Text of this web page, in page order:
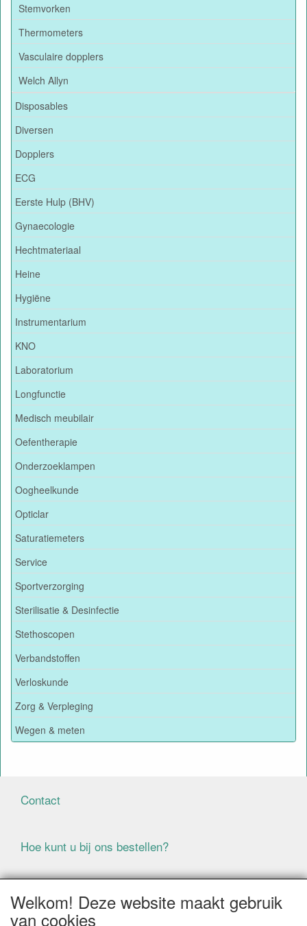
Stemvorken
Thermometers
Vasculaire dopplers
Welch Allyn
Disposables
Diversen
Dopplers
ECG
Eerste Hulp (BHV)
Gynaecologie
Hechtmateriaal
Heine
Hygiëne
Instrumentarium
KNO
Laboratorium
Longfunctie
Medisch meubilair
Oefentherapie
Onderzoeklampen
Oogheelkunde
Opticlar
Saturatiemeters
Service
Sportverzorging
Sterilisatie & Desinfectie
Stethoscopen
Verbandstoffen
Verloskunde
Zorg & Verpleging
Wegen & meten
Contact
Hoe kunt u bij ons bestellen?
Voorwaarden
Welkom! Deze website maakt gebruik
van cookies